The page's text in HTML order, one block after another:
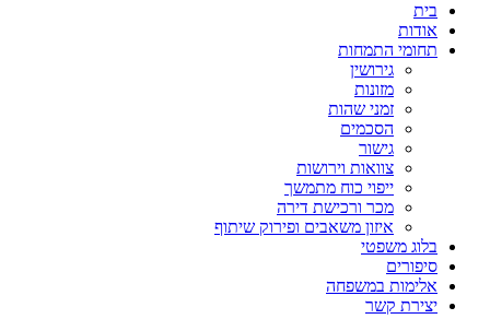
בית
אודות
תחומי התמחות
גירושין
מזונות
זמני שהות
הסכמים
גישור
צוואות וירושות
ייפוי כוח מתמשך
מכר ורכישת דירה
איזון משאבים ופירוק שיתוף
בלוג משפטי
סיפורים
אלימות במשפחה
יצירת קשר